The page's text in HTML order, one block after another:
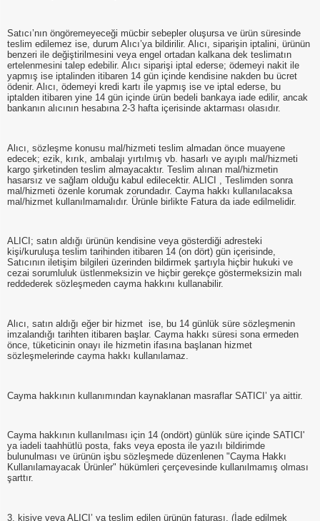
Satıcı’nın öngöremeyeceği mücbir sebepler oluşursa ve ürün süresinde
teslim edilemez ise, durum Alıcı’ya bildirilir. Alıcı, siparişin iptalini, ürünün
benzeri ile değiştirilmesini veya engel ortadan kalkana dek teslimatın
ertelenmesini talep edebilir. Alıcı siparişi iptal ederse; ödemeyi nakit ile
yapmış ise iptalinden itibaren 14 gün içinde kendisine nakden bu ücret
ödenir. Alıcı, ödemeyi kredi kartı ile yapmış ise ve iptal ederse, bu
iptalden itibaren yine 14 gün içinde ürün bedeli bankaya iade edilir, ancak
bankanın alıcının hesabına 2-3 hafta içerisinde aktarması olasıdır.
Alıcı, sözleşme konusu mal/hizmeti teslim almadan önce muayene
edecek; ezik, kırık, ambalajı yırtılmış vb. hasarlı ve ayıplı mal/hizmeti
kargo şirketinden teslim almayacaktır. Teslim alınan mal/hizmetin
hasarsız ve sağlam olduğu kabul edilecektir. ALICI , Teslimden sonra
mal/hizmeti özenle korumak zorundadır. Cayma hakkı kullanılacaksa
mal/hizmet kullanılmamalıdır. Ürünle birlikte Fatura da iade edilmelidir.
ALICI; satın aldığı ürünün kendisine veya gösterdiği adresteki
kişi/kuruluşa teslim tarihinden itibaren 14 (on dört) gün içerisinde,
Satıcının iletişim bilgileri üzerinden bildirmek şartıyla hiçbir hukuki ve
cezai sorumluluk üstlenmeksizin ve hiçbir gerekçe göstermeksizin malı
reddederek sözleşmeden cayma hakkını kullanabilir.
Alıcı, satın aldığı eğer bir hizmet ise, bu 14 günlük süre sözleşmenin
imzalandığı tarihten itibaren başlar. Cayma hakkı süresi sona ermeden
önce, tüketicinin onayı ile hizmetin ifasına başlanan hizmet
sözleşmelerinde cayma hakkı kullanılamaz.
Cayma hakkının kullanımından kaynaklanan masraflar SATICI’ ya aittir.
Cayma hakkının kullanılması için 14 (ondört) günlük süre içinde SATICI'
ya iadeli taahhütlü posta, faks veya eposta ile yazılı bildirimde
bulunulması ve ürünün işbu sözleşmede düzenlenen "Cayma Hakkı
Kullanılamayacak Ürünler" hükümleri çerçevesinde kullanılmamış olması
şarttır.
3. kişiye veya ALICI’ ya teslim edilen ürünün faturası, (İade edilmek